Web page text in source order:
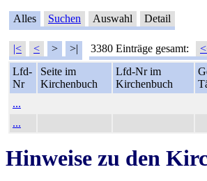
Alles Suchen Auswahl Detail
|< < > >| 3380 Einträge gesamt:
Lfd-
Nr
Seite im
Kirchenbuch
Lfd-Nr im
Kirchenbuch
...
...
Hinweise zu den